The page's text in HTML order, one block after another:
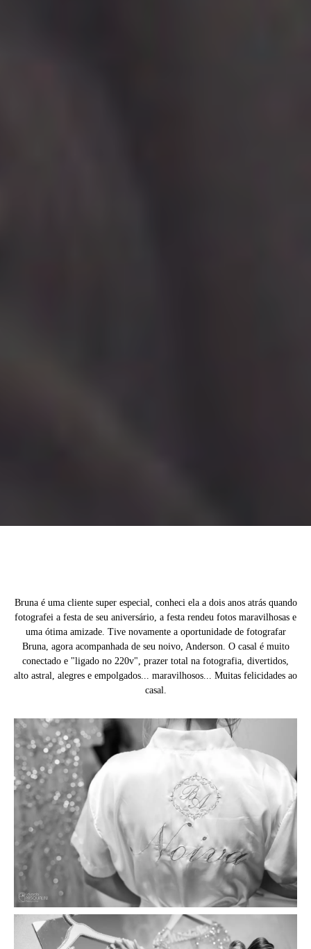
Bruna é uma cliente super especial, conheci ela a dois anos atrás quando
fotografei a festa de seu aniversário, a festa rendeu fotos maravilhosas e
uma ótima amizade. Tive novamente a oportunidade de fotografar
Bruna, agora acompanhada de seu noivo, Anderson. O casal é muito
conectado e "ligado no 220v", prazer total na fotografia, divertidos,
alto astral, alegres e empolgados... maravilhosos... Muitas felicidades ao
casal.